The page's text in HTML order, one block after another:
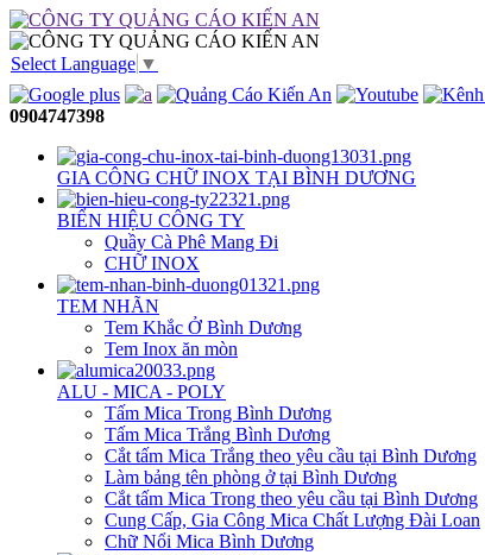
Select Language ▼
0904747398
GIA CÔNG CHỮ INOX TẠI BÌNH DƯƠNG
BIỂN HIỆU CÔNG TY
Quầy Cà Phê Mang Đi
CHỮ INOX
TEM NHÃN
Tem Khắc Ở Bình Dương
Tem Inox ăn mòn
ALU - MICA - POLY
Tấm Mica Trong Bình Dương
Tấm Mica Trắng Bình Dương
Cắt tấm Mica Trắng theo yêu cầu tại Bình Dương
Làm bảng tên phòng ở tại Bình Dương
Cắt tấm Mica Trong theo yêu cầu tại Bình Dương
Cung Cấp, Gia Công Mica Chất Lượng Đài Loan
Chữ Nổi Mica Bình Dương